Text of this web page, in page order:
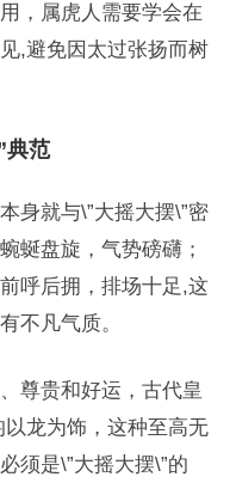
，属虎人需要学会在
,避免因太过张扬而树
典范
身就与\”大摇大摆\”密
蜒盘旋，气势磅礴；
呼后拥，排场十足,这
不凡气质。
尊贵和好运，古代皇
以龙为饰，这种至高无
须是\”大摇大摆\”的